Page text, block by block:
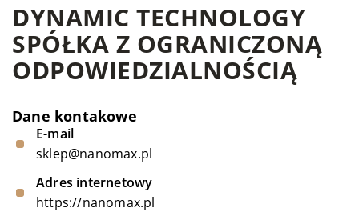
DYNAMIC TECHNOLOGY
SPÓŁKA Z OGRANICZONĄ
ODPOWIEDZIALNOŚCIĄ
Dane kontakowe
E-mail
sklep@nanomax.pl
Adres internetowy
https://nanomax.pl